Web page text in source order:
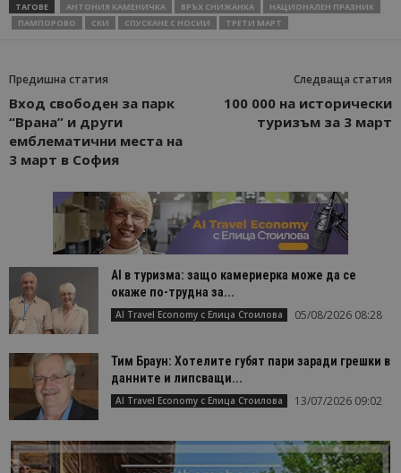
ТАГОВЕ АНТОНИЯ КАМЕНИЧКА ВРЪХ СНИЖАНКА
НАЦИОНАЛЕН ПРАЗНИК
ПАМПОРОВО
СКИ СПУСКАНЕ С НОСИИ ТРЕТИ МАРТ
Предишна статия
Вход свободен за парк
“Врана” и други
емблематични места на
3 март в София
Следваща статия
100 000 на исторически
туризъм за 3 март
AI в туризма: защо камериерка може да се
окаже по-трудна за...
AI Travel Economy с Елица Стоилова 05/08/2026 08:28
Тим Браун: Хотелите губят пари заради грешки в
данните и липсващи...
AI Travel Economy с Елица Стоилова 13/07/2026 09:02